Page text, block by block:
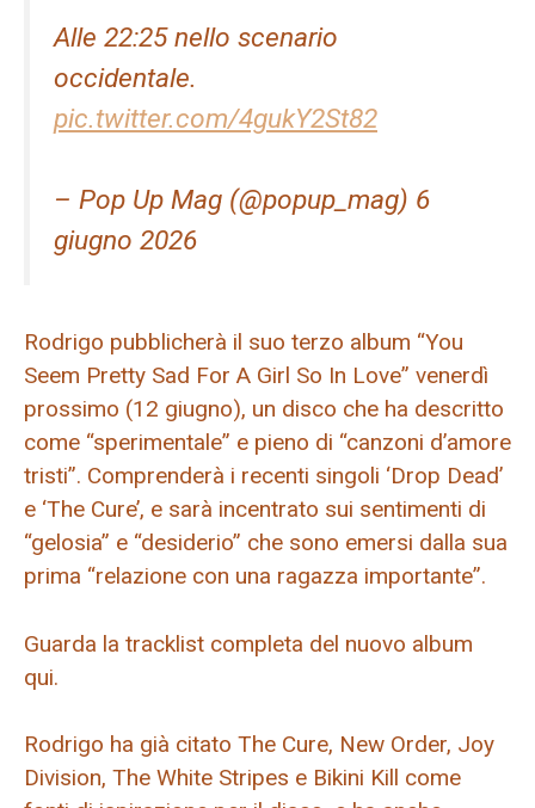
Alle 22:25 nello scenario
occidentale.
pic.twitter.com/4gukY2St82
– Pop Up Mag (@popup_mag) 6
giugno 2026
Rodrigo pubblicherà il suo terzo album “You
Seem Pretty Sad For A Girl So In Love” venerdì
prossimo (12 giugno), un disco che ha descritto
come “sperimentale” e pieno di “canzoni d’amore
tristi”. Comprenderà i recenti singoli ‘Drop Dead’
e ‘The Cure’, e sarà incentrato sui sentimenti di
“gelosia” e “desiderio” che sono emersi dalla sua
prima “relazione con una ragazza importante”.
Guarda la tracklist completa del nuovo album
qui.
Rodrigo ha già citato The Cure, New Order, Joy
Division, The White Stripes e Bikini Kill come